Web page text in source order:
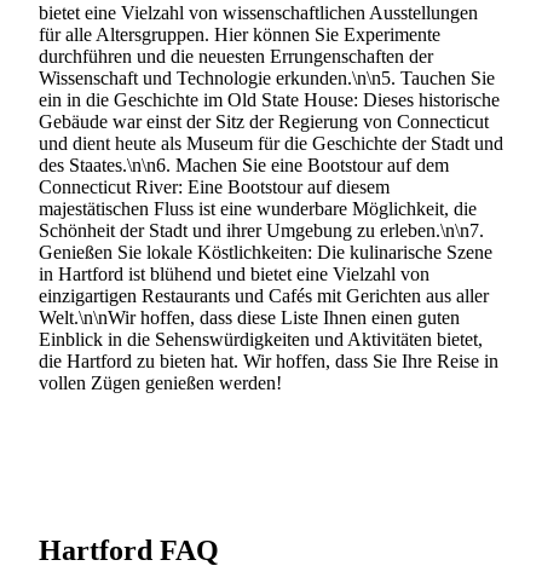
bietet eine Vielzahl von wissenschaftlichen Ausstellungen
für alle Altersgruppen. Hier können Sie Experimente
durchführen und die neuesten Errungenschaften der
Wissenschaft und Technologie erkunden.\n\n5. Tauchen Sie
ein in die Geschichte im Old State House: Dieses historische
Gebäude war einst der Sitz der Regierung von Connecticut
und dient heute als Museum für die Geschichte der Stadt und
des Staates.\n\n6. Machen Sie eine Bootstour auf dem
Connecticut River: Eine Bootstour auf diesem
majestätischen Fluss ist eine wunderbare Möglichkeit, die
Schönheit der Stadt und ihrer Umgebung zu erleben.\n\n7.
Genießen Sie lokale Köstlichkeiten: Die kulinarische Szene
in Hartford ist blühend und bietet eine Vielzahl von
einzigartigen Restaurants und Cafés mit Gerichten aus aller
Welt.\n\nWir hoffen, dass diese Liste Ihnen einen guten
Einblick in die Sehenswürdigkeiten und Aktivitäten bietet,
die Hartford zu bieten hat. Wir hoffen, dass Sie Ihre Reise in
vollen Zügen genießen werden!
Hartford FAQ